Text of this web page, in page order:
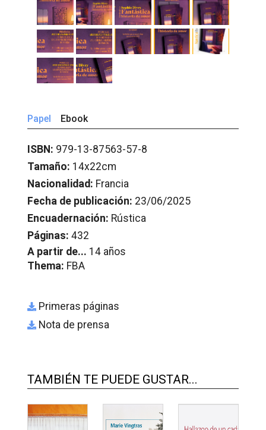
Papel Ebook
ISBN: 979-13-87563-57-8
Tamaño: 14x22cm
Nacionalidad: Francia
Fecha de publicación: 23/06/2025
Encuadernación: Rústica
Páginas: 432
A partir de... 14 años
Thema: FBA
Primeras páginas
Nota de prensa
TAMBIÉN TE PUEDE GUSTAR...